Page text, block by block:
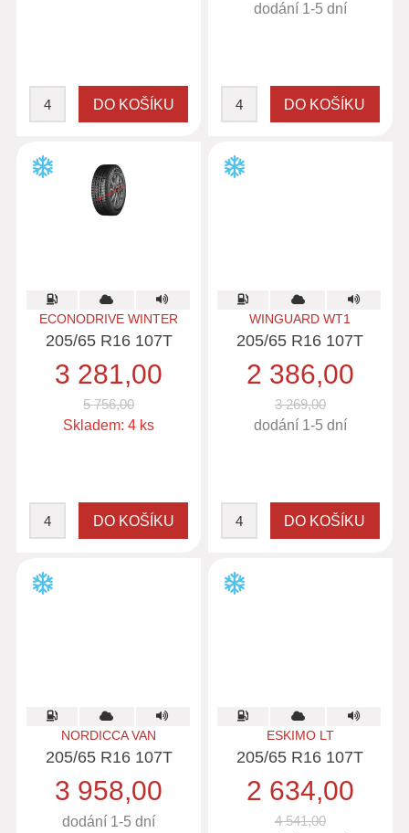
dodání 1-5 dní
ECONODRIVE WINTER
205/65 R16 107T
3 281,00
5 756,00
Skladem: 4 ks
WINGUARD WT1
205/65 R16 107T
2 386,00
3 269,00
dodání 1-5 dní
NORDICCA VAN
205/65 R16 107T
3 958,00
dodání 1-5 dní
ESKIMO LT
205/65 R16 107T
2 634,00
4 541,00